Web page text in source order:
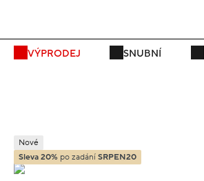
VÝPRODEJ SNUBNÍ
Nové
Sleva 20% po zadání SRPEN20